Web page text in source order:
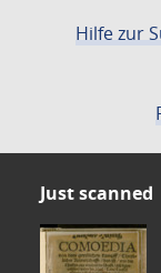
Hilfe zur
Just scanned